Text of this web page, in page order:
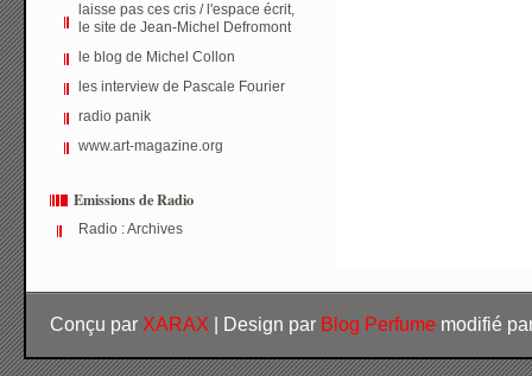
laisse pas ces cris / l'espace écrit,
le site de Jean-Michel Defromont
le blog de Michel Collon
les interview de Pascale Fourier
radio panik
www.art-magazine.org
Emissions de Radio
Radio : Archives
Conçu par XARAX | Design par Blog Perfume modifié